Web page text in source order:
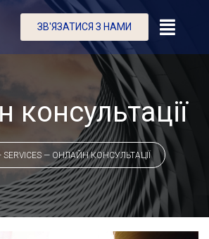
ЗВ'ЯЗАТИСЯ З НАМИ
консультації
SERVICES — ОНЛАЙН КОНСУЛЬТАЦІЇ